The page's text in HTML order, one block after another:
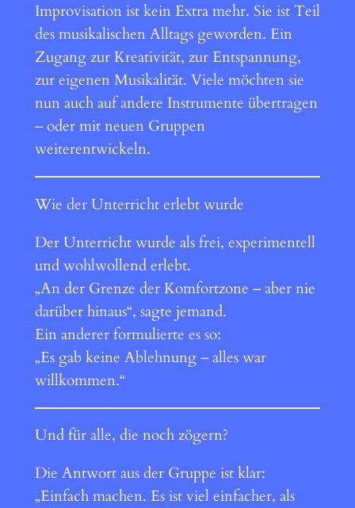
Improvisation ist kein Extra mehr. Sie ist Teil
des musikalischen Alltags geworden. Ein
Zugang zur Kreativität, zur Entspannung,
zur eigenen Musikalität. Viele möchten sie
nun auch auf andere Instrumente übertragen
– oder mit neuen Gruppen
weiterentwickeln.
Wie der Unterricht erlebt wurde
Der Unterricht wurde als frei, experimentell
und wohlwollend erlebt.
„An der Grenze der Komfortzone – aber nie
darüber hinaus“, sagte jemand.
Ein anderer formulierte es so:
„Es gab keine Ablehnung – alles war
willkommen.“
Und für alle, die noch zögern?
Die Antwort aus der Gruppe ist klar:
„Einfach machen. Es ist viel einfacher, als